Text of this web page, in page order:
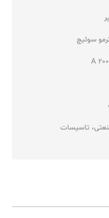
سوئیچ
تاسیسات